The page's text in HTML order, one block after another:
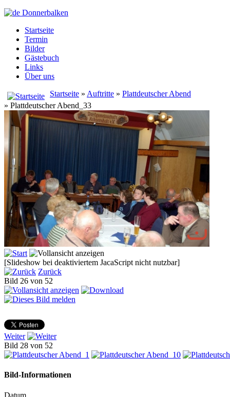
Startseite
Termin
Bilder
Gästebuch
Links
Über uns
Startseite » Auftritte » Plattdeutscher Abend
» Plattdeutscher Abend_33
[Slideshow bei deaktiviertem JacaScript nicht nutzbar]
Zurück
Bild 26 von 52
Weiter
Bild 28 von 52
Bild-Informationen
Datum